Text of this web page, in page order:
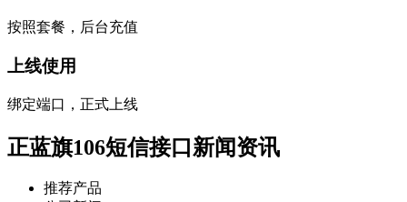
按照套餐，后台充值
上线使用
绑定端口，正式上线
正蓝旗106短信接口新闻资讯
推荐产品